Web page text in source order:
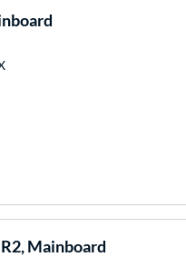
Mainboard